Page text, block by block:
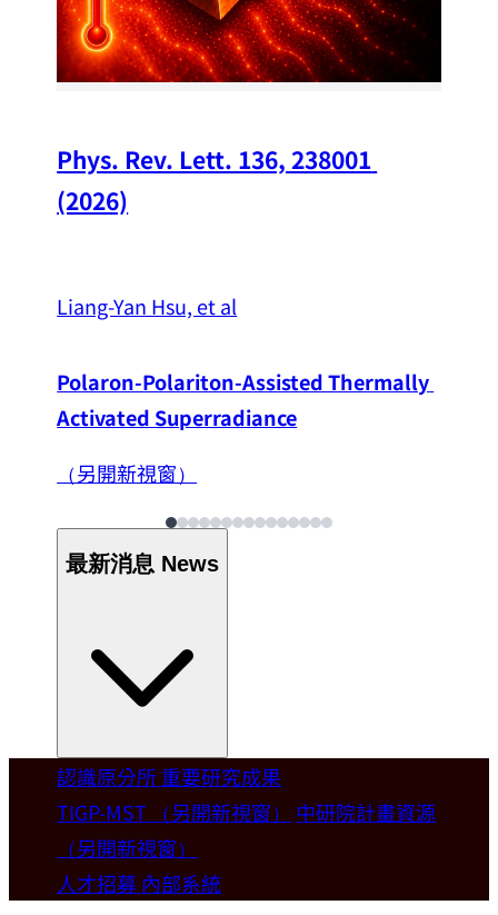
Phys. Rev. Lett. 136, 238001
(2026)
Liang-Yan Hsu, et al
Polaron-Polariton-Assisted Thermally
Activated Superradiance
（另開新視窗）
最新消息 News
Welcome
歡迎本所新聘合聘研究員陳俊維特聘教授
(國立台灣大學材料科學與工程學系)。
認識原分所重要研究成果
TIGP-MST （另開新視窗）
中研院計畫資源
（另開新視窗）
人才招募 內部系統